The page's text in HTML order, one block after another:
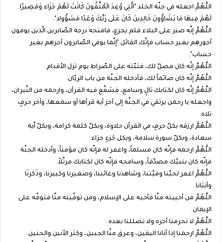
اللَّهُمَّ اجعله في جنّة الخلد "الَّتِي وُعِدَ الْمُتَّقُونَ كَانَتْ لَهُمْ جَزَاء وَمَصِيرًا.
لَهُمْ فِيهَا مَا يَشَاؤُونَ خَالِدِينَ كَانَ عَلَى رَبِّكَ وَعْدًا مَسْؤُولا".
اللَّهُمَّ إنّه صبر على البلاء فلم يجزع، فامنحه درجة الصّابرين الّذين يوفون
أجورهم بغير حساب فإنّك القائل "إنّما يوفي الصّابرون أجرهم بغير
حساب".
اللَّهُمَّ إنّه كان مصلّ لك، فثبّته على الصّراط يوم تزل الأقدام.
اللَّهُمَّ إنّه كان صائماً لك، فأدخله الجنّة من باب الريّان.
اللَّهُمَّ إنّه كان لكتابك تالٍ وسامع، فشفّع فيه القرآن، وارحمه من النّيران،
واجعله يا رحمن يرتقي في الجنّة إلى آخر آية قرأها أو سمعها، وآخر حرفٍ
تلاه.
اللَّهُمَّ ارزقه بكلّ حرفٍ في القرآن حلاوة، وبكلّ كلمة كرامة، وبكلّ اّية
سعادة، وبكلّ سورة سلامة، وبكل جْزءٍ جزاء.
اللَّهُمَّ ارحمه فإنّه كان مسلماً، واغفر له فإنّه كان مؤمناً، وأدخله الجنّة
فإنّه كان بنبيّك مصدّقاً، وسامحه فإنّه كان لكتابك مرتّلاً.
اللَّهُمَّ اغفر لحيّنا وميّتنا، وشاهدنا وغائبنا، وصغيرنا وكبيرنا، وذَكرنَا
وأنثانا.
اللَّهُمَّ من أحييته منّا فأحيه على الإسلام، ومن توفّيته منّا فتوفّه على
الإيمان.
اللَّهُمَّ لا تحرمنا أجره ولا تضللنا بعده.
اللَّهُمَّ ارحمنا إذا أتانا اليقين، وعرق منّا الجبين، وكثر الأنين والحنين.